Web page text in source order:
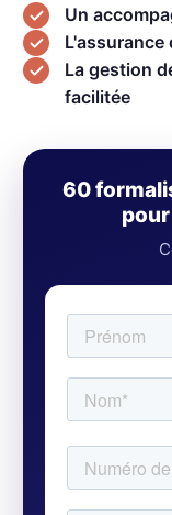
Un
La gestion
facilitée
60